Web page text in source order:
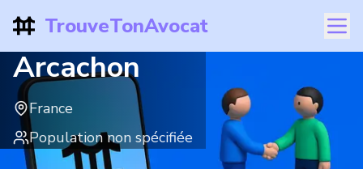
TrouveTonAvocat
Arcachon
France
Population non spécifiée